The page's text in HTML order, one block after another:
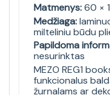
Matmenys:60 ×
Medžiaga:
milteliniu būdu
Papildoma
nesurinktas
MEZO REG1
funkcionalus
žurnalams ar